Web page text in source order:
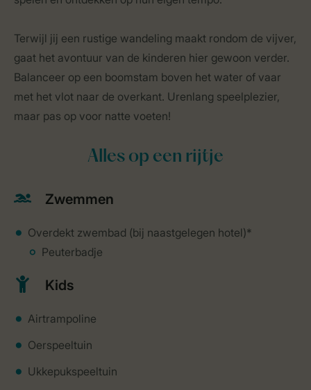
Terwijl jij een rustige wandeling maakt rondom de vijver,
gaat het avontuur van de kinderen hier gewoon verder.
Balanceer op een boomstam boven het water of vaar
met het vlot naar de overkant. Urenlang speelplezier,
maar pas op voor natte voeten!
Alles op een rijtje
Zwemmen
Overdekt zwembad (bij naastgelegen hotel)*
Peuterbadje
Kids
Airtrampoline
Oerspeeltuin
Ukkepukspeeltuin